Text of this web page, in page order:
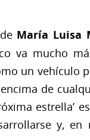
María Luisa
va mucho
un vehículo
de
estrella’
y,